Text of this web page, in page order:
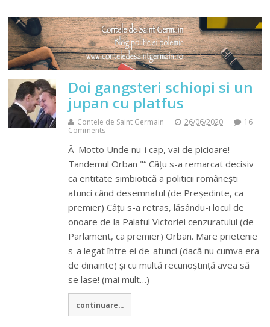
Doi gangsteri schiopi si un
jupan cu platfus
Contele de Saint Germain 26/06/2020
16
Comments
Â Motto Unde nu-i cap, vai de picioare!
Tandemul Orban "“ Câțu s-a remarcat decisiv
ca entitate simbiotică a politicii românești
atunci când desemnatul (de Președinte, ca
premier) Câțu s-a retras, lăsându-i locul de
onoare de la Palatul Victoriei cenzuratului (de
Parlament, ca premier) Orban. Mare prietenie
s-a legat între ei de-atunci (dacă nu cumva era
de dinainte) și cu multă recunoștință avea să
se lase! (mai mult…)
continuare...